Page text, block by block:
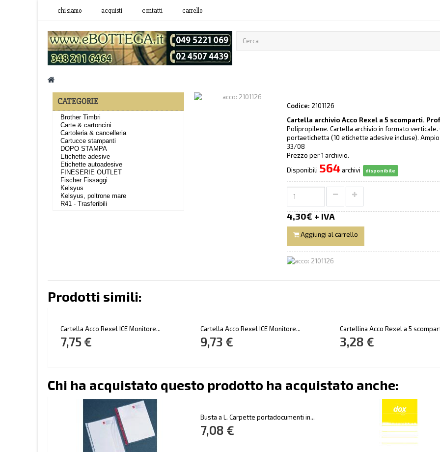
chi siamo acquisti contatti carrello
CATEGORIE
Brother Timbri
Carte & cartoncini
Cartoleria & cancelleria
Cartucce stampanti
DOPO STAMPA
Etichette adesive
Etichette autoadesive
FINESERIE OUTLET
Fischer Fissaggi
Kelsyus
Kelsyus, poltrone mare
R41 - Trasferibili
Codice: 2101126
Cartella archivio Acco Rexel a 5 scomparti.
Polipropilene. Cartella archivio in formato
portaetichetta (10 etichette adesive incluse).
33/08
Prezzo per 1 archivio.
Disponibili 564 archivi disponibile
4,30€ + IVA
Aggiungi al carrello
Prodotti simili:
Cartella Acco Rexel ICE Monitore...
7,75 €
Cartella Acco Rexel ICE Monitore...
9,73 €
Cartellina Acco Rexel a 5
3,28 €
Chi ha acquistato questo prodotto ha acquistato anche:
Busta a L. Carpette portadocumenti in...
7,08 €